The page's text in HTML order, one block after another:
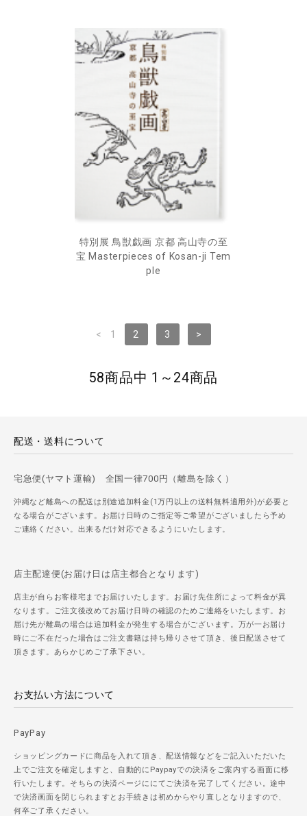
特別展 鳥獣戯画 京都 高山寺の至
宝 Masterpieces of Kosan-ji Tem
ple
< 1 2 3 >
58商品中 1～24商品
配送・送料について
宅急便(ヤマト運輸) 全国一律700円（離島を除く）
沖縄など離島への配送は別途追加料金(1万円以上の送料無料適用外)が必要と
なる場合がございます。お届け日時のご指定等ご希望がございましたら予め
ご連絡ください。出来るだけ対応できるようにいたします。
店主配達便(お届け日は店主都合となります)
店主が自らお客様宅までお届けいたします。お届け先住所によって料金が異
なります。ご注文後改めてお届け日時の確認のためご連絡をいたします。お
届け先が離島の場合は追加料金が発生する場合がございます。万が一お届け
時にご不在だった場合はご注文書籍は持ち帰りさせて頂き、後日配送させて
頂きます。あらかじめご了承下さい。
お支払い方法について
PayPay
ショッピングカードに商品を入れて頂き、配送情報などをご記入いただいた
上でご注文を確定しますと、自動的にPaypayでの決済をご案内する画面に移
行いたします。そちらの決済ページににてご決済を完了してください。途中
で決済画面を閉じられますとお手続きは初めからやり直しとなりますので、
何卒ご了承ください。